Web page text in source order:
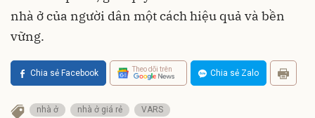
nhà ở của người dân một cách hiệu quả và bền
vững.
Chia sẻ Facebook Theo dõi trên Chia sẻ Zalo
nhà ở nhà ở giá rẻ VARS